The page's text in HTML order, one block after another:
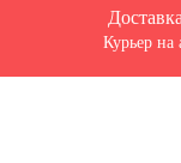
Курьер на